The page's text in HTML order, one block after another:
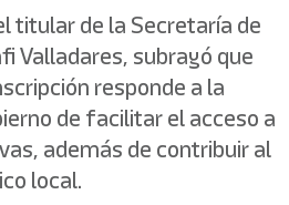
titular de la Secretaría de
Valladares, subrayó que
responde a la
de facilitar el acceso a
además de contribuir al
local.